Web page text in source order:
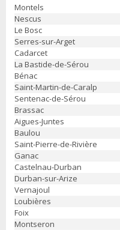
Montels
Nescus
Le Bosc
Serres-sur-Arget
Cadarcet
La Bastide-de-Sérou
Bénac
Saint-Martin-de-Caralp
Sentenac-de-Sérou
Brassac
Aigues-Juntes
Baulou
Saint-Pierre-de-Rivière
Ganac
Castelnau-Durban
Durban-sur-Arize
Vernajoul
Loubières
Foix
Montseron